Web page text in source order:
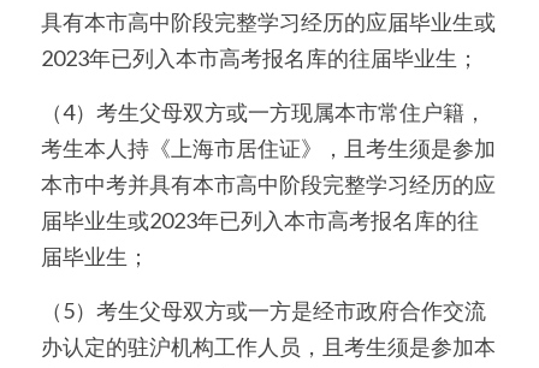
具有本市高中阶段完整学习经历的应届毕业生或
2023年已列入本市高考报名库的往届毕业生；
（4）考生父母双方或一方现属本市常住户籍，
考生本人持《上海市居住证》，且考生须是参加
本市中考并具有本市高中阶段完整学习经历的应
届毕业生或2023年已列入本市高考报名库的往
届毕业生；
（5）考生父母双方或一方是经市政府合作交流
办认定的驻沪机构工作人员，且考生须是参加本